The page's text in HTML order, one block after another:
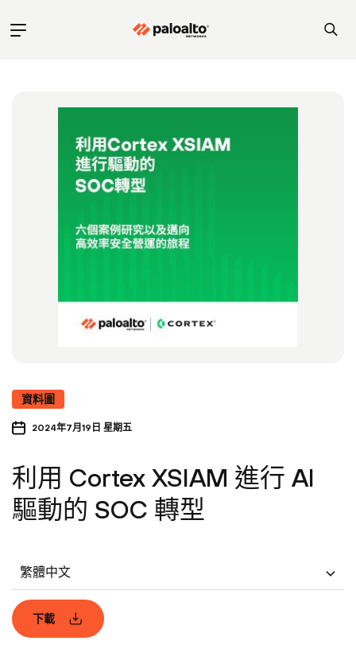
資料圖
2024年7月19日 星期五
利用 Cortex XSIAM 進行 AI
驅動的 SOC 轉型
繁體中文
下載